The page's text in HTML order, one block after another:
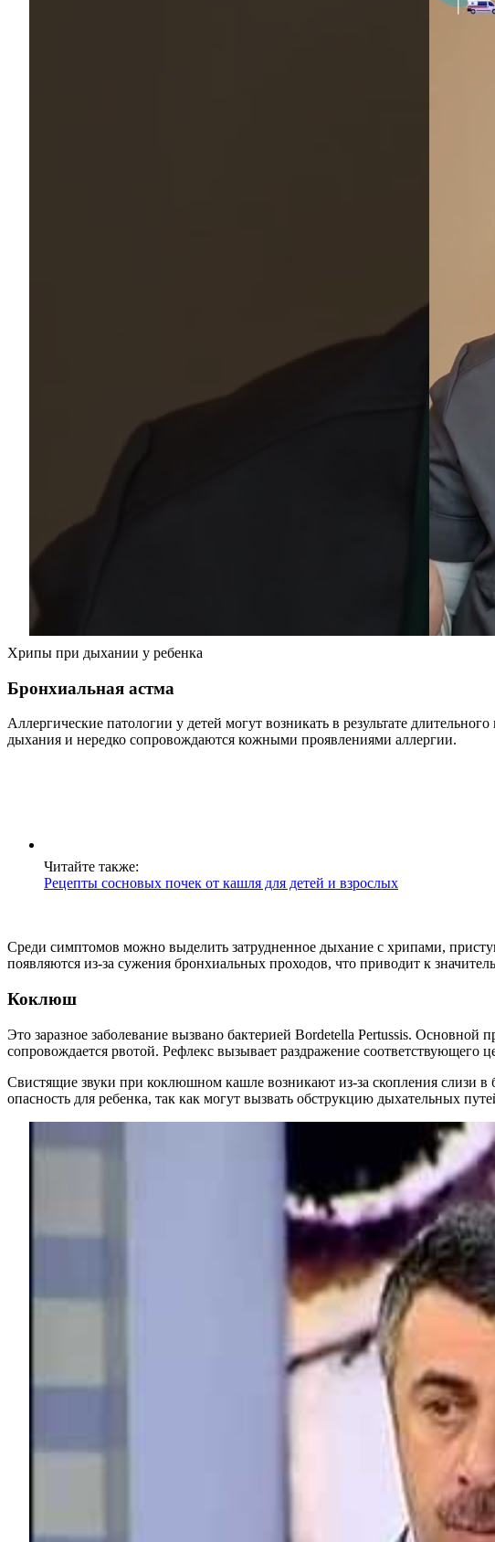
Хрипы при дыхании у ребенка
Бронхиальная астма
Аллергические патологии у детей могут возникать в результате
дыхания и нередко сопровождаются кожными проявлениями аллергии.
Читайте также:
Рецепты сосновых почек от кашля для детей и взрослых
Среди симптомов можно выделить затрудненное дыхание с хрипами,
появляются из-за сужения бронхиальных проходов, что приводит к
Коклюш
Это заразное заболевание вызвано бактерией Bordetella Pertussis.
сопровождается рвотой. Рефлекс вызывает раздражение
Свистящие звуки при коклюшном кашле возникают из-за скопления слизи
опасность для ребенка, так как могут вызвать обструкцию дыхательных